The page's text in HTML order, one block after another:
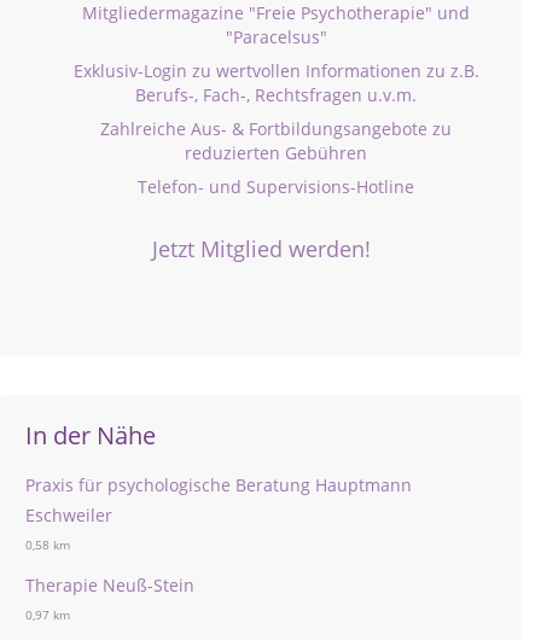
Mitgliedermagazine "Freie Psychotherapie" und
"Paracelsus"
Exklusiv-Login zu wertvollen Informationen zu z.B.
Berufs-, Fach-, Rechtsfragen u.v.m.
Zahlreiche Aus- & Fortbildungsangebote zu
reduzierten Gebühren
Telefon- und Supervisions-Hotline
Jetzt Mitglied werden!
In der Nähe
Praxis für psychologische Beratung Hauptmann
Eschweiler
0,58 km
Therapie Neuß-Stein
0,97 km